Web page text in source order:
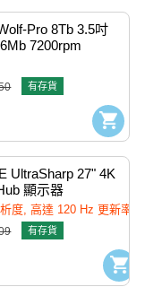
Pro 8Tb 3.5吋
7200rpm
有存貨
UltraSharp 27" 4K
顯示器
度, 高達 120 Hz 更新率
有存貨